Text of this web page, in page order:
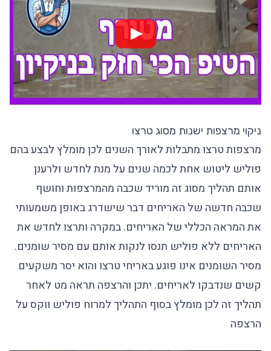
ניקוי מרצפות ישנות מסוג טרצו
מרצפות טרצו מתבלות לאורך השנים לכן מומלץ לבצע בהם
פוליש ליטוש אחת לכמה שנים על מנת לחדש ולרענן
אותם תהליך מסוג זה מוריד שכבה מהמרצפות וחושף
שכבה חדשה של האריחים דבר שישדרג באופן משמעותי
את המראה הכללי של האריחים. במקרה ותרצו לחדש את
האריחים ללא פוליש תנסו לנקות אותם עם מסיר שומנים.
מסיר השומנים אינו פוגע באריחי טרצו והוא יסר משקעים
קשים שנדבקו לאריחים. יתכן והרצפה תראה מט לאחר
תהליך זה לכן מומלץ בסוף התהליך למרוח פוליש ווקס על
הרצפה